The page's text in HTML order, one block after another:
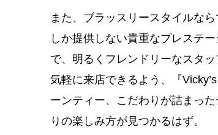
また、ブラッスリースタイルな
しか提供しない貴重なプレステ
で、明るくフレンドリーなスタッ
気軽に来店できるよう、『
ーンティー、こだわりが詰まっ
りの楽しみ方が見つかるはず。